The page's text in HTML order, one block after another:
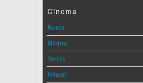
Cinema
Roma
Milano
Torino
Napoli